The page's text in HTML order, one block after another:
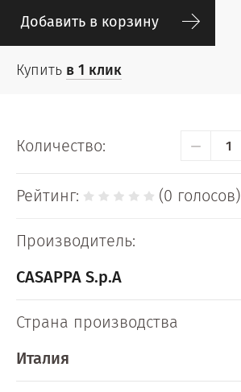
Добавить в корзину
Купить в 1 клик
Количество: −
Рейтинг: (0 голосов)
Производитель:
CASAPPA S.p.A
Страна производства
Италия